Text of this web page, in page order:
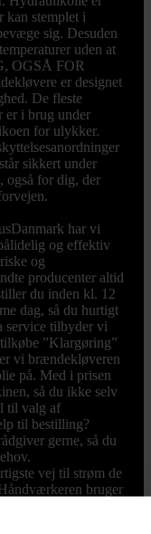
kan stemplet i
sig. Desuden
uden at
OGSÅ FOR
er designet
De fleste
er i brug under
for ulykker.
sikkert under
også for dig, der
har vi
og effektiv
og
producenter altid
du inden kl. 12
dag, så du hurtigt
service tilbyder vi
”Klargøring”
vi brændekløveren
på. Med i prisen
så du ikke selv
til valg af
til bestilling?
gerne, så du
vej til strøm de
bruger
i marken, og